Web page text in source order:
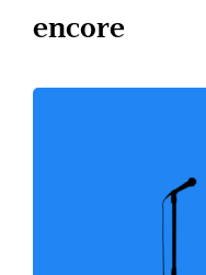
encore